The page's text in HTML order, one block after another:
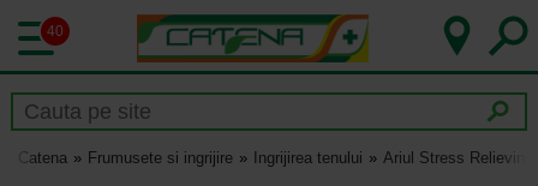
40
Catena Frumusete si ingrijire Ingrijirea tenului Ariul Stress